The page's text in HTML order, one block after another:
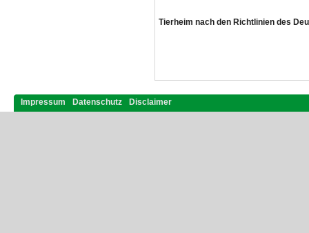
Tierheim nach den Richtlinien des
Impressum Datenschutz Disclaimer